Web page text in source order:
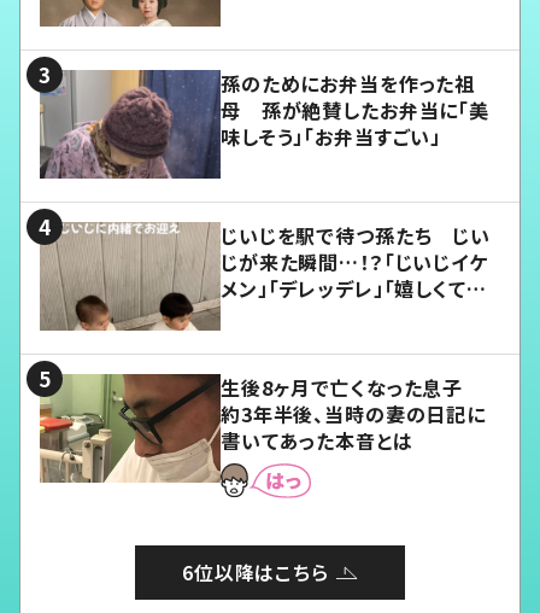
孫のためにお弁当を作った祖
母 孫が絶賛したお弁当に「美
味しそう」「お弁当すごい」
じいじを駅で待つ孫たち じい
じが来た瞬間…！？「じいじイケ
メン」「デレッデレ」「嬉しくて可
生後8ヶ月で亡くなった息子
約3年半後、当時の妻の日記に
書いてあった本音とは
6位以降はこちら